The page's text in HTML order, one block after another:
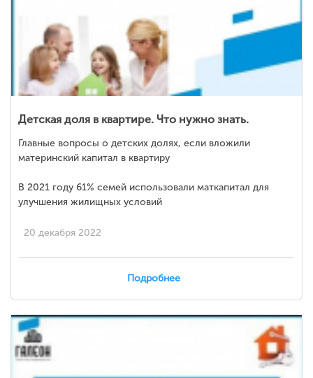
Детская доля в квартире. Что нужно знать.
Главные вопросы о детских долях, если вложили
материнский капитал в квартиру
В 2021 году 61% семей использовали маткапитал для
улучшения жилищных условий
20 декабря 2022
Подробнее